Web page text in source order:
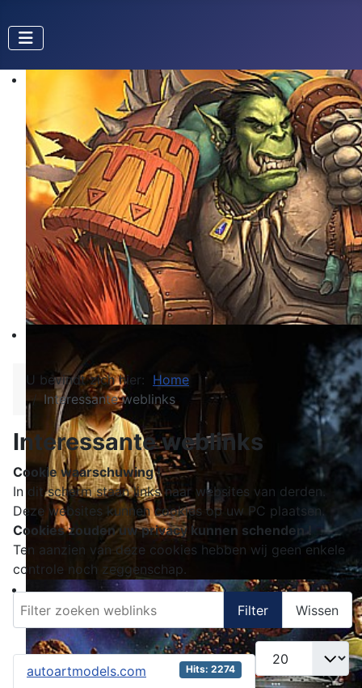
U bevindt zich hier: Home
Interessante weblinks
Interessante weblinks
Cookie waarschuwing !
In dit scherm staan links naar websites van derden.
Deze websites kunnen cookies op uw PC plaatsen.
Cookies zouden uw privacy kunnen schenden !
Ten aanzien van deze cookies hebben wij geen enkele
controle noch zeggenschap.
Filter Wissen
Toon #
autoartmodels.com
Hits: 2274